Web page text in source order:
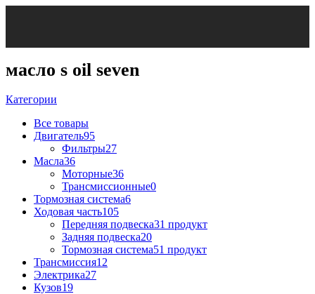
масло s oil seven
Категории
Все товары
Двигатель95
Фильтры27
Масла36
Моторные36
Трансмиссионные0
Тормозная система6
Ходовая часть105
Передняя подвеска31 продукт
Задняя подвеска20
Тормозная система51 продукт
Трансмиссия12
Электрика27
Кузов19